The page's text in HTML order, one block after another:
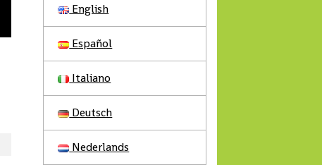
English
Español
Italiano
Deutsch
Nederlands